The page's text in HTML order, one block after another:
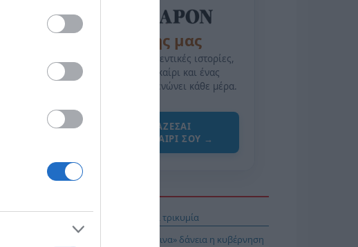
της Ζωής μας
Οι άνθρωποι, οι αυθεντικές ιστορίες,
το ελληνικό καλοκαίρι και ένας
πολιτισμός που μας ενώνει κάθε μέρα.
ΌΣΑ ΧΡΕΙΆΖΕΣΑΙ
ΓΙΑ ΤΟ ΚΑΛΟΚΑΊΡΙ ΣΟΥ →
ΝΔ: Απ’ έξω νηνεμία και… μέσα τρικυμία
Χάνει το στοίχημα με τα «κόκκινα» δάνεια η κυβέρνηση